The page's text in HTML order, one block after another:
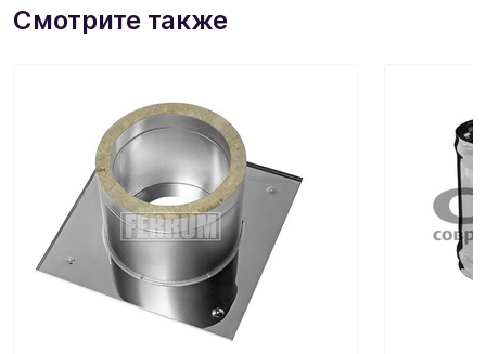
Смотрите также